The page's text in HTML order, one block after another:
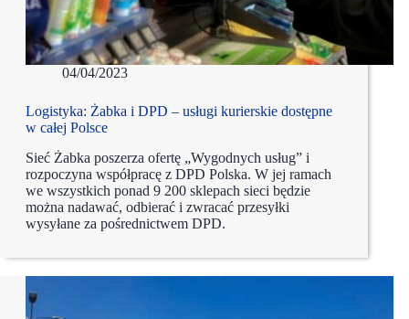
04/04/2023
Logistyka: Żabka i DPD – usługi kurierskie dostępne
w całej Polsce
Sieć Żabka poszerza ofertę „Wygodnych usług” i
rozpoczyna współpracę z DPD Polska. W jej ramach
we wszystkich ponad 9 200 sklepach sieci będzie
można nadawać, odbierać i zwracać przesyłki
wysyłane za pośrednictwem DPD.